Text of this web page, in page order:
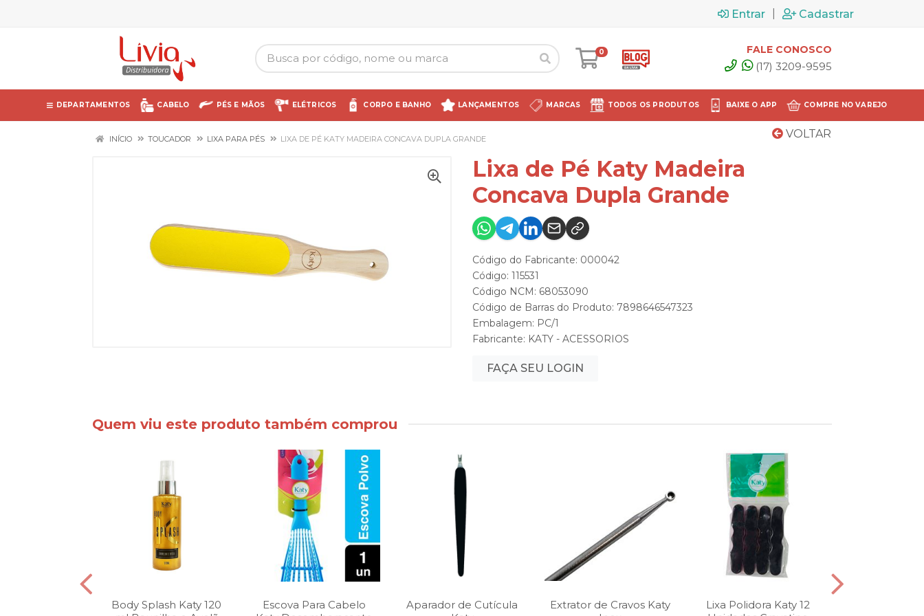
Entrar Cadastrar
0 FALE CONOSCO
(17) 3209-9595
DEPARTAMENTOS CABELO PÉS E MÃOS ELÉTRICOS CORPO E BANHO LANÇAMENTOS MARCAS TODOS OS PRODUTOS BAIXE O APP COMPRE NO VAREJO
VOLTAR
INÍCIO TOUCADOR LIXA PARA PÉS LIXA DE PÉ KATY MADEIRA CONCAVA DUPLA GRANDE
Lixa de Pé Katy Madeira
Concava Dupla Grande
Código do Fabricante: 000042
Código: 115531
Código NCM: 68053090
Código de Barras do Produto: 7898646547323
Embalagem: PC/1
Fabricante: KATY - ACESSORIOS
FAÇA SEU LOGIN
Quem viu este produto também comprou
Body Splash Katy 120
Escova Para Cabelo
Aparador de Cutícula
Extrator de Cravos Katy
Lixa Polidora Katy 12